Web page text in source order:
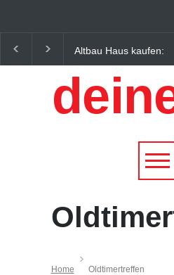
Altbau Haus kaufen:
Unterschiede
Süddeutschland und
Österreich einfach
Home Oldtimertreffen